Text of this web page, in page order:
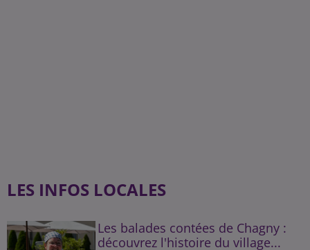
LES INFOS LOCALES
Les balades contées de Chagny :
découvrez l'histoire du village...